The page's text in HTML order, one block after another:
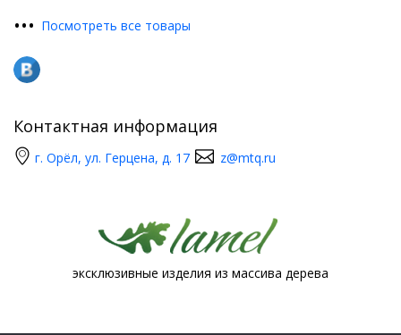
••• Посмотреть все товары
Контактная информация
г. Орёл, ул. Герцена, д. 17 z@mtq.ru
эксклюзивные изделия из массива дерева